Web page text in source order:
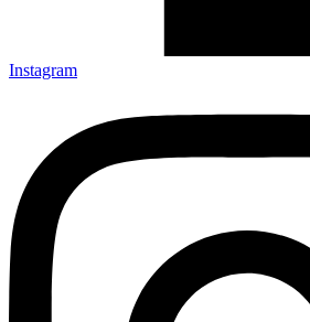
Instagram